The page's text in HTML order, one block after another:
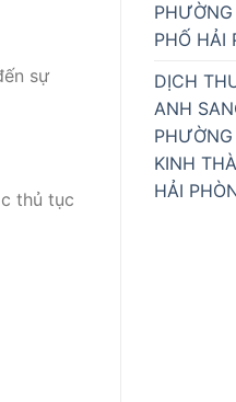
sự
thủ tục
PHỐ HẢI
DỊCH
ANH
KINH
HẢI